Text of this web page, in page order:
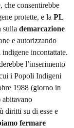
, che consentirebbe
protette, e la PL
sulla demarcazione
e autorizzando
incontattate.
l’inserimento
i Popoli Indigeni
1988 (giorno in
diritti su di esse e
fermare